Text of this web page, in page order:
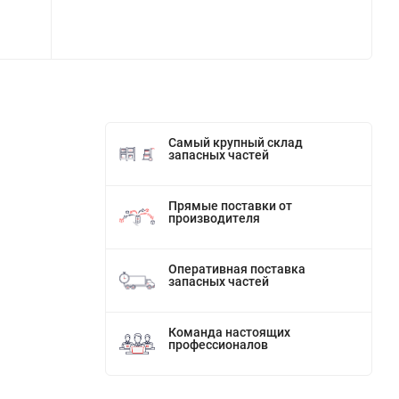
Самый крупный склад
запасных частей
Прямые поставки от
производителя
Оперативная поставка
запасных частей
Команда настоящих
профессионалов